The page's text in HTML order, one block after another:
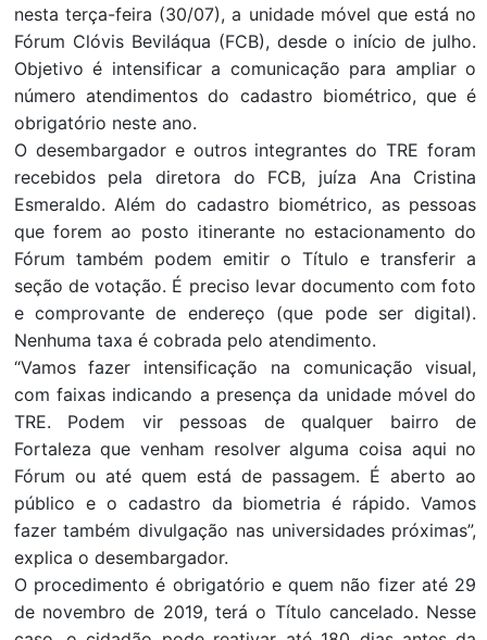
nesta terça-feira (30/07), a unidade móvel que está no
Fórum Clóvis Beviláqua (FCB), desde o início de julho.
Objetivo é intensificar a comunicação para ampliar o
número atendimentos do cadastro biométrico, que é
obrigatório neste ano.
O desembargador e outros integrantes do TRE foram
recebidos pela diretora do FCB, juíza Ana Cristina
Esmeraldo. Além do cadastro biométrico, as pessoas
que forem ao posto itinerante no estacionamento do
Fórum também podem emitir o Título e transferir a
seção de votação. É preciso levar documento com foto
e comprovante de endereço (que pode ser digital).
Nenhuma taxa é cobrada pelo atendimento.
“Vamos fazer intensificação na comunicação visual,
com faixas indicando a presença da unidade móvel do
TRE. Podem vir pessoas de qualquer bairro de
Fortaleza que venham resolver alguma coisa aqui no
Fórum ou até quem está de passagem. É aberto ao
público e o cadastro da biometria é rápido. Vamos
fazer também divulgação nas universidades próximas”,
explica o desembargador.
O procedimento é obrigatório e quem não fizer até 29
de novembro de 2019, terá o Título cancelado. Nesse